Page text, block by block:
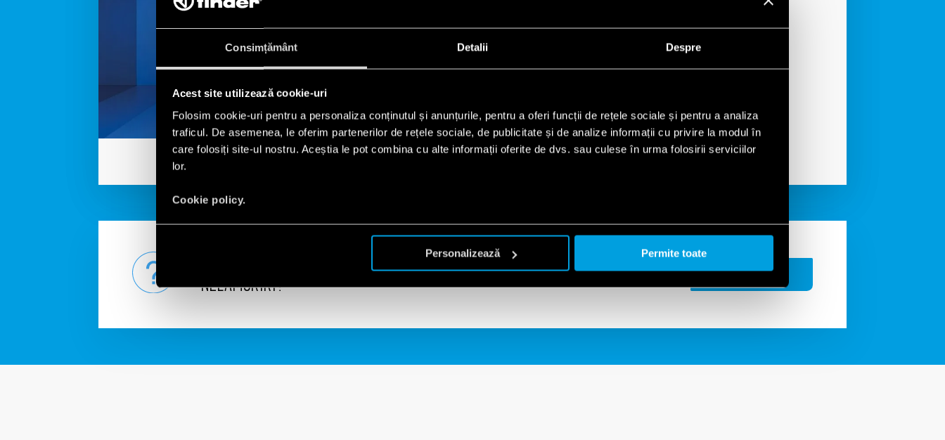
Consimțământ Detalii Despre
Acest site utilizează cookie-uri
Folosim cookie-uri pentru a personaliza conținutul și anunțurile, pentru a oferi funcții de rețele sociale și pentru a analiza
traficul. De asemenea, le oferim partenerilor de rețele sociale, de publicitate și de analize informații cu privire la modul în
care folosiți site-ul nostru. Aceștia le pot combina cu alte informații oferite de dvs. sau culese în urma folosirii serviciilor
lor.
Cookie policy.
Personalizează Permite toate
DISPONIBIL PE
NELĂMURIRI?
Experții noștri îți vor oferi suportul tehnic și comercial
CONTACTAȚI-NE